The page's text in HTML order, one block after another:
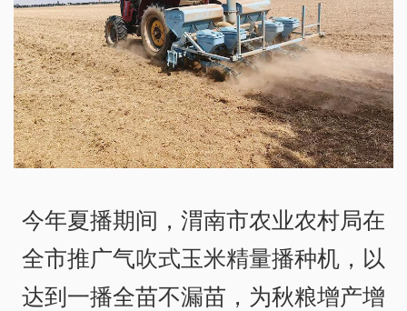
今年夏播期间，渭南市农业农村局在
全市推广气吹式玉米精量播种机，以
达到一播全苗不漏苗，为秋粮增产增